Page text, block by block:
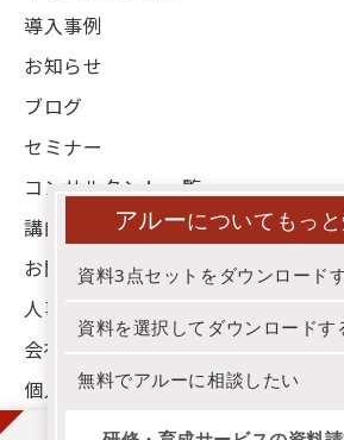
アルーについてもっ
資料3点セットをダウンロード
資料を選択してダウンロードす
無料でアルーに相談したい
3分でわかる！アルー！研修・
導入事例
お知らせ
ブログ
セミナー
コンサルタント一覧
講師一覧
お問い合わせ
人事お役立ち資料
会社概要
個人情報保護方針